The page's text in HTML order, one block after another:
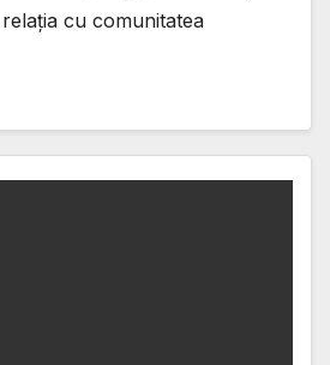
cu comunitatea